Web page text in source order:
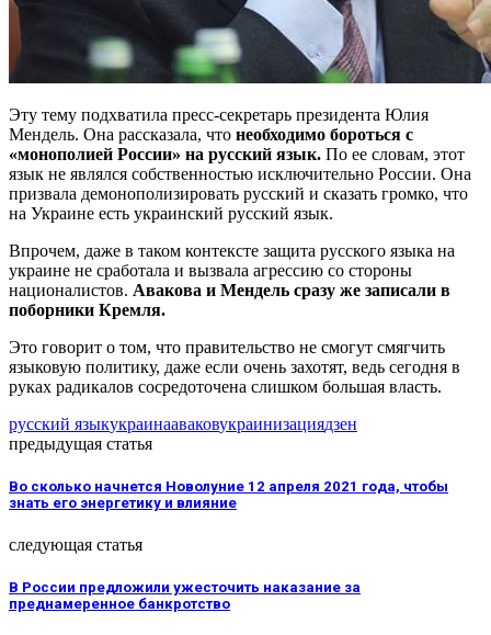
Эту тему подхватила пресс-секретарь президента Юлия
Мендель. Она рассказала, что необходимо бороться с
«монополией России» на русский язык. По ее словам, этот
язык не являлся собственностью исключительно России. Она
призвала демонополизировать русский и сказать громко, что
на Украине есть украинский русский язык.
Впрочем, даже в таком контексте защита русского языка на
украине не сработала и вызвала агрессию со стороны
националистов. Авакова и Мендель сразу же записали в
поборники Кремля.
Это говорит о том, что правительство не смогут смягчить
языковую политику, даже если очень захотят, ведь сегодня в
руках радикалов сосредоточена слишком большая власть.
русский языкукраинааваковукраинизациядзен
предыдущая статья
Во сколько начнется Новолуние 12 апреля 2021 года, чтобы
знать его энергетику и влияние
следующая статья
В России предложили ужесточить наказание за
преднамеренное банкротство